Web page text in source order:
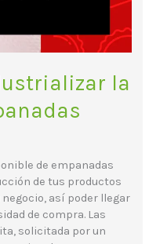
la
de empanadas
de tus productos
así poder llegar
de compra. Las
solicitada por un